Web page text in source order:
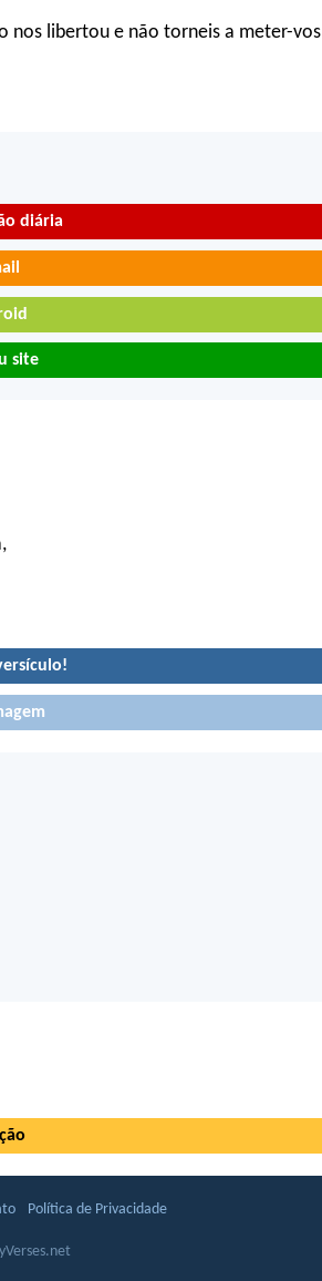
nos libertou e não torneis a meter-vos
diária
site
Política de Privacidade